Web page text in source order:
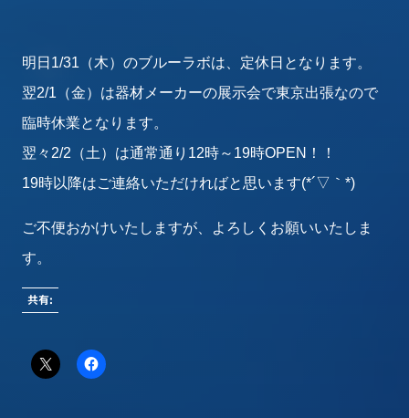
明日1/31（木）のブルーラボは、定休日となります。
翌2/1（金）は器材メーカーの展示会で東京出張なので
臨時休業となります。
翌々2/2（土）は通常通り12時～19時OPEN！！
19時以降はご連絡いただければと思います(*´▽｀*)
ご不便おかけいたしますが、よろしくお願いいたしま
す。
共有: